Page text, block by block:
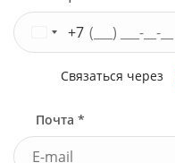
+7
Связаться через
Почта *